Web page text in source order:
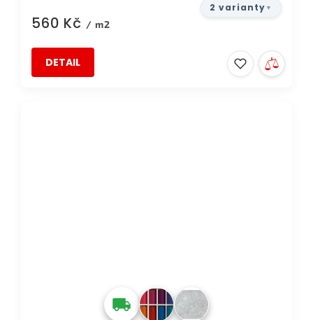
560 Kč / m2
DETAIL
2 varianty